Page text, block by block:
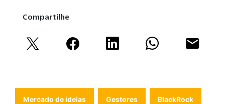
Compartilhe
Mercado de ideias Gestores BlackRock